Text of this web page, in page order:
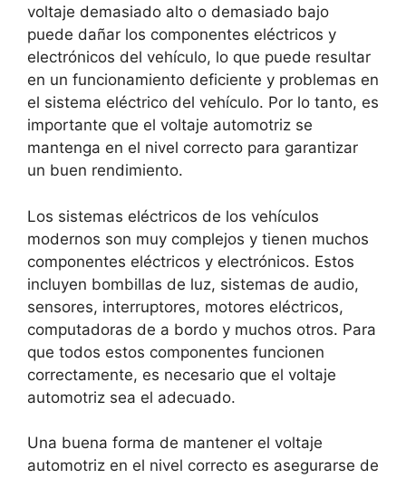
voltaje demasiado alto o demasiado bajo
puede dañar los componentes eléctricos y
electrónicos del vehículo, lo que puede resultar
en un funcionamiento deficiente y problemas en
el sistema eléctrico del vehículo. Por lo tanto, es
importante que el voltaje automotriz se
mantenga en el nivel correcto para garantizar
un buen rendimiento.
Los sistemas eléctricos de los vehículos
modernos son muy complejos y tienen muchos
componentes eléctricos y electrónicos. Estos
incluyen bombillas de luz, sistemas de audio,
sensores, interruptores, motores eléctricos,
computadoras de a bordo y muchos otros. Para
que todos estos componentes funcionen
correctamente, es necesario que el voltaje
automotriz sea el adecuado.
Una buena forma de mantener el voltaje
automotriz en el nivel correcto es asegurarse de